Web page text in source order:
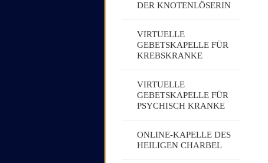
DER KNOTENLÖSERIN
VIRTUELLE
GEBETSKAPELLE FÜR
KREBSKRANKE
VIRTUELLE
GEBETSKAPELLE FÜR
PSYCHISCH KRANKE
ONLINE-KAPELLE DES
HEILIGEN CHARBEL